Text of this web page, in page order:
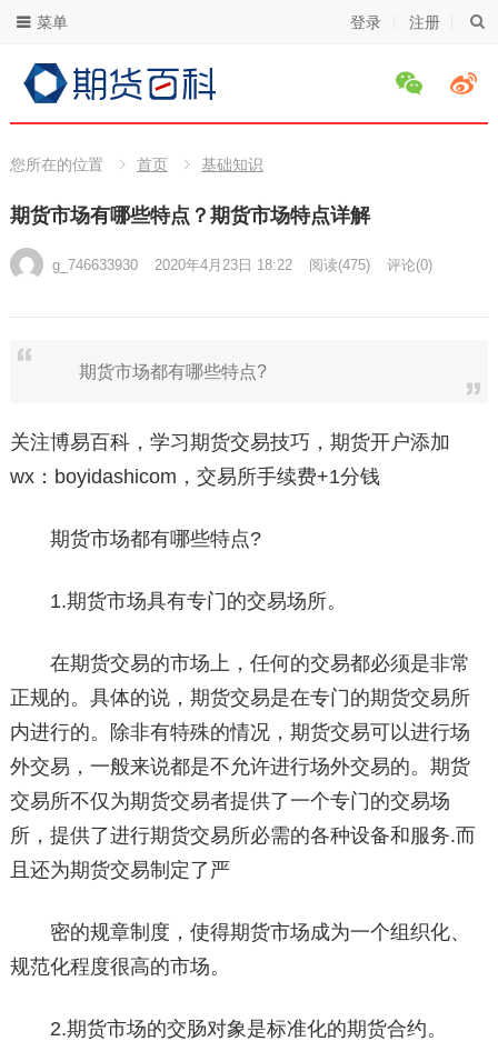
登录 注册
菜单
您所在的位置 首页 基础知识
期货市场有哪些特点？期货市场特点详解
g_746633930 2020年4月23日 18:22 阅读(475) 评论(0)
期货市场都有哪些特点?
关注博易百科，学习期货交易技巧，期货开户添加
wx：boyidashicom，交易所手续费+1分钱
期货市场都有哪些特点?
1.期货市场具有专门的交易场所。
在期货交易的市场上，任何的交易都必须是非常
正规的。具体的说，期货交易是在专门的期货交易所
内进行的。除非有特殊的情况，期货交易可以进行场
外交易，一般来说都是不允许进行场外交易的。期货
交易所不仅为期货交易者提供了一个专门的交易场
所，提供了进行期货交易所必需的各种设备和服务.而
且还为期货交易制定了严
密的规章制度，使得期货市场成为一个组织化、
规范化程度很高的市场。
2.期货市场的交肠对象是标准化的期货合约。